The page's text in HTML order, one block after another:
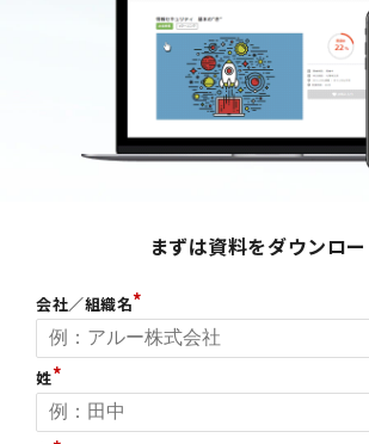
まずは資料をダウンロ
会社／組織名
姓